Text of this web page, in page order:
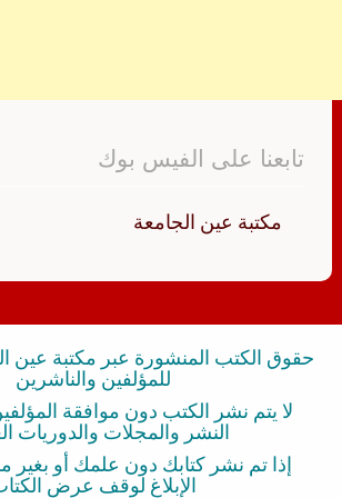
تابعنا على الفيس بوك
‏مكتبة عين الجامعة‏
حقوق الكتب المنشورة عبر مكتبة عين
للمؤلفين والناشرين
لا يتم نشر الكتب دون موافقة
النشر والمجلات والدوريات
إذا تم نشر كتابك دون علمك أو بغير
الإبلاغ لوقف عرض